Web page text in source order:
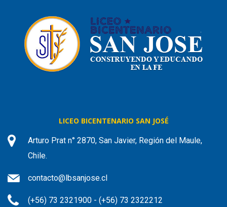
LICEO BICENTENARIO SAN JOSÉ
Arturo Prat n° 2870, San Javier, Región del Maule,
Chile.
contacto@lbsanjose.cl
(+56) 73 2321900 - (+56) 73 2322212